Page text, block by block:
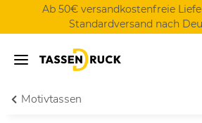
Ab 50€ versandkostenfreie
Standardversand nach
Motivtassen